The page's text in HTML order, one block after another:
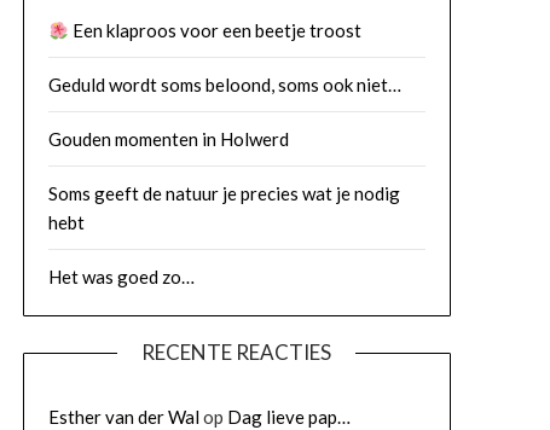
Een klaproos voor een beetje troost
Geduld wordt soms beloond, soms ook niet…
Gouden momenten in Holwerd
Soms geeft de natuur je precies wat je nodig
hebt
Het was goed zo…
RECENTE REACTIES
Esther van der Walop Dag lieve pap…